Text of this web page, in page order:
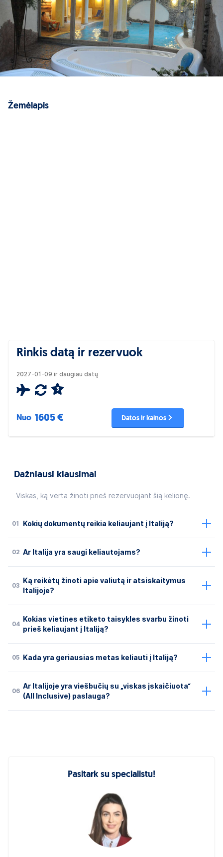
Žemėlapis
Rinkis datą ir rezervuok
2027-01-09 ir daugiau datų
3
Nuo 1605 € Datos ir kainos
Dažniausi klausimai
Viskas, ką verta žinoti prieš rezervuojant šią kelionę.
01 Kokių dokumentų reikia keliaujant į Italiją?
02 Ar Italija yra saugi keliautojams?
03
Ką reikėtų žinoti apie valiutą ir atsiskaitymus
Italijoje?
04
Kokias vietines etiketo taisykles svarbu žinoti
prieš keliaujant į Italiją?
05 Kada yra geriausias metas keliauti į Italiją?
06
Ar Italijoje yra viešbučių su „viskas įskaičiuota“
(All Inclusive) paslauga?
Pasitark su specialistu!